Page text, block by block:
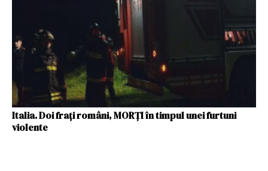
Italia. Doi frați români, MORȚI în timpul unei furtuni
violente